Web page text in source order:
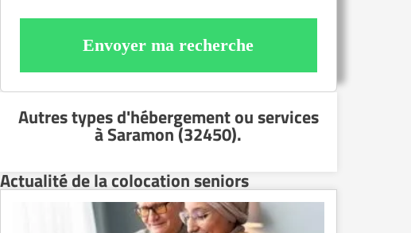
Envoyer ma recherche
Autres types d'hébergement ou services
à Saramon (32450).
Actualité de la colocation seniors